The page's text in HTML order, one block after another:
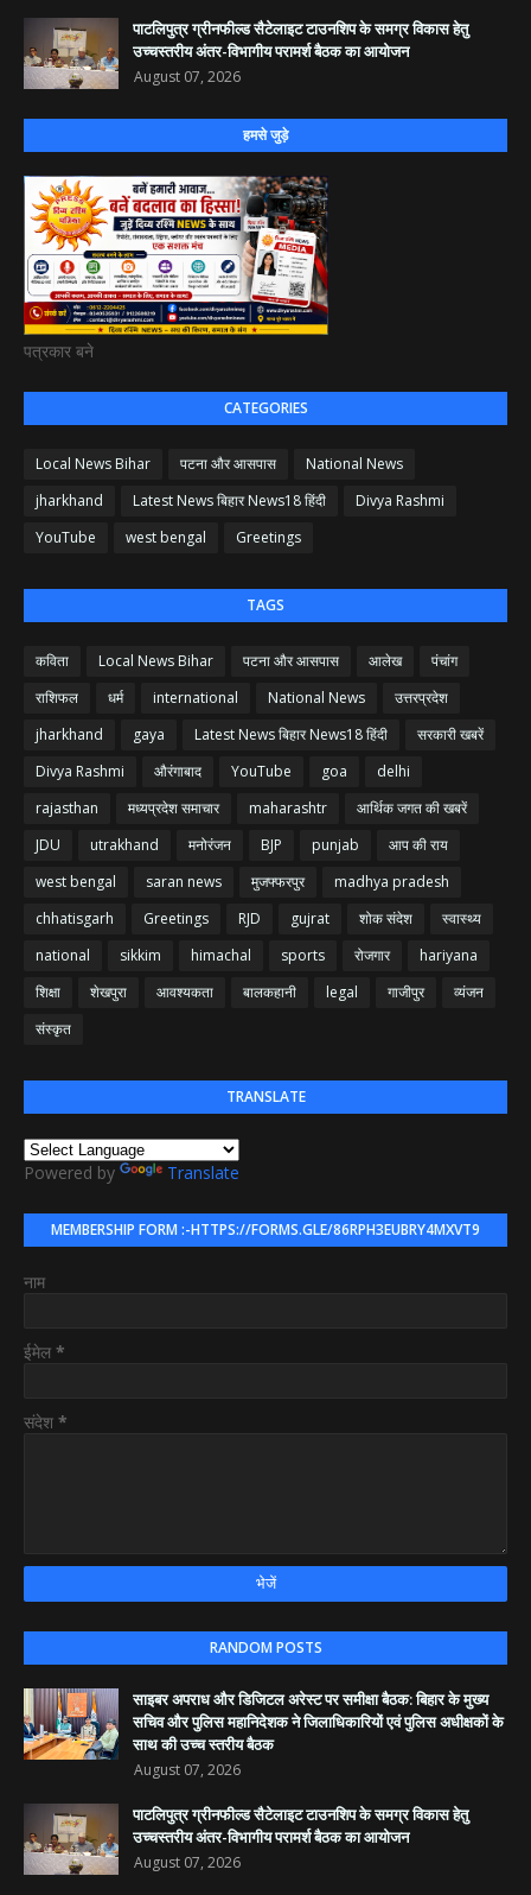
पाटलिपुत्र ग्रीनफील्ड सैटेलाइट टाउनशिप के समग्र विकास हेतु
उच्चस्तरीय अंतर-विभागीय परामर्श बैठक का आयोजन
August 07, 2026
हमसे जुड़े
पत्रकार बने
CATEGORIES
Local News Bihar पटना और आसपास
National News
jharkhand
Latest News बिहार News18 हिंदी
Divya Rashmi
YouTube
west bengal Greetings
TAGS
कविता Local News Bihar पटना और आसपास आलेख
पंचांग
राशिफल
धर्म international National News
उत्तरप्रदेश
jharkhand
gaya Latest News बिहार News18 हिंदी
सरकारी खबरें
Divya Rashmi
औरंगाबाद YouTube goa
delhi
rajasthan
मध्यप्रदेश समाचार maharashtr
आर्थिक जगत की खबरें
JDU
utrakhand मनोरंजन BJP punjab
आप की राय
west bengal
saran news मुजफ्फरपुर
madhya pradesh
chhatisgarh
Greetings RJD gujrat शोक संदेश
स्वास्थ्य
national
sikkim himachal sports रोजगार
hariyana
शिक्षा
शेखपुरा आवश्यकता बालकहानी legal गाजीपुर
व्यंजन
संस्कृत
TRANSLATE
Powered by Translate
MEMBERSHIP FORM :-HTTPS://FORMS.GLE/86RPH3EUBRY4MXVT9
नाम
ईमेल *
संदेश *
RANDOM POSTS
साइबर अपराध और डिजिटल अरेस्ट पर समीक्षा बैठक: बिहार के मुख्य
सचिव और पुलिस महानिदेशक ने जिलाधिकारियों एवं पुलिस अधीक्षकों के
साथ की उच्च स्तरीय बैठक
August 07, 2026
पाटलिपुत्र ग्रीनफील्ड सैटेलाइट टाउनशिप के समग्र विकास हेतु
उच्चस्तरीय अंतर-विभागीय परामर्श बैठक का आयोजन
August 07, 2026